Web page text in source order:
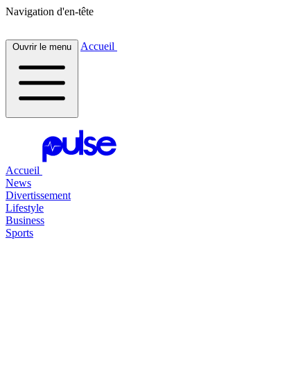
Navigation d'en-tête
Ouvrir le menu Accueil
Accueil
News
Divertissement
Lifestyle
Business
Sports